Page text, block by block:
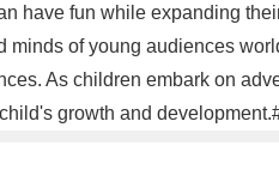
have fun while expanding
of young audiences
As children embark on
growth and